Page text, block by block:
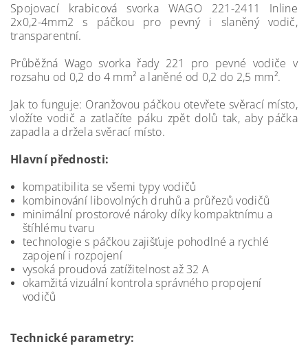
Spojovací krabicová svorka WAGO 221-2411 Inline
2x0,2-4mm2 s páčkou pro pevný i slaněný vodič,
transparentní.
Průběžná Wago svorka řady 221 pro pevné vodiče v
rozsahu od 0,2 do 4 mm² a laněné od 0,2 do 2,5 mm².
Jak to funguje: Oranžovou páčkou otevřete svěrací místo,
vložíte vodič a zatlačíte páku zpět dolů tak, aby páčka
zapadla a držela svěrací místo.
Hlavní přednosti:
kompatibilita se všemi typy vodičů
kombinování libovolných druhů a průřezů vodičů
minimální prostorové nároky díky kompaktnímu a
štíhlému tvaru
technologie s páčkou zajišťuje pohodlné a rychlé
zapojení i rozpojení
vysoká proudová zatížitelnost až 32 A
okamžitá vizuální kontrola správného propojení
vodičů
Technické parametry: